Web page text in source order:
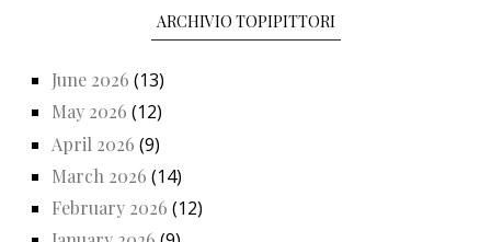
ARCHIVIO TOPIPITTORI
June 2026 (13)
May 2026 (12)
April 2026 (9)
March 2026 (14)
February 2026 (12)